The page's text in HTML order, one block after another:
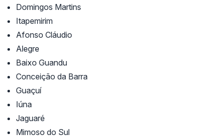
Domingos Martins
Itapemirim
Afonso Cláudio
Alegre
Baixo Guandu
Conceição da Barra
Guaçuí
Iúna
Jaguaré
Mimoso do Sul